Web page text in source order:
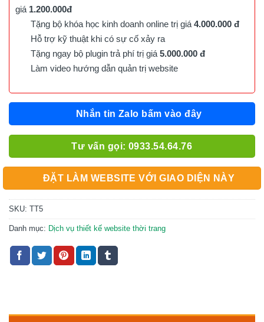
giá 1.200.000đ
Tặng bộ khóa học kinh doanh online trị giá 4.000.000 đ
Hỗ trợ kỹ thuật khi có sự cố xảy ra
Tặng ngay bộ plugin trả phí trị giá 5.000.000 đ
Làm video hướng dẫn quản trị website
Nhắn tin Zalo bấm vào đây
Tư vấn gọi: 0933.54.64.76
ĐẶT LÀM WEBSITE VỚI GIAO DIỆN NÀY
SKU: TT5
Danh mục: Dịch vụ thiết kế website thời trang